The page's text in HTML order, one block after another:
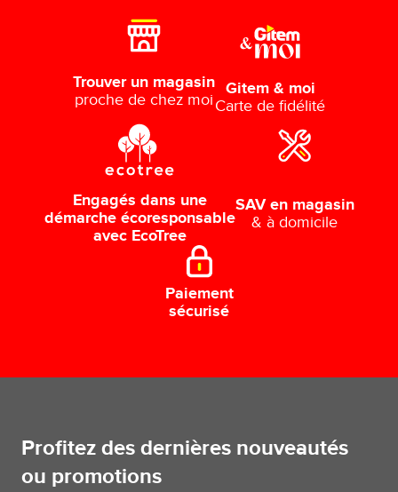
Trouver un magasin
proche de chez moi
Gitem & moi
Carte de fidélité
Engagés dans une
démarche écoresponsable
avec EcoTree
SAV en magasin
& à domicile
Paiement
sécurisé
Profitez des dernières nouveautés
ou promotions